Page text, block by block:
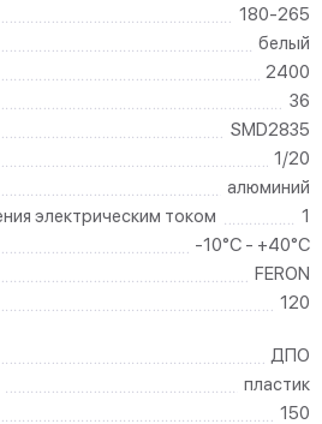
180-265
белый
2400
36
SMD2835
1/20
алюминий
электрическим током
1
-10°C - +40°C
FERON
120
ДПО
пластик
150